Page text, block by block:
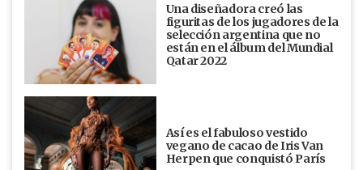
Una diseñadora creó las
figuritas de los jugadores de la
selección argentina que no
están en el álbum del Mundial
Qatar 2022
Así es el fabuloso vestido
vegano de cacao de Iris Van
Herpen que conquistó París